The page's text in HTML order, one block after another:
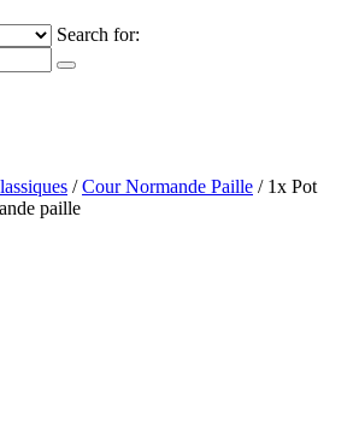
Search for:
/Cour Normande Paille / 1x Pot
paille